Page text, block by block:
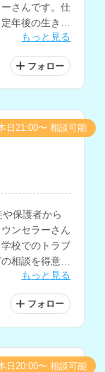
さんです。仕
年後の生き
もっと見る
フォロー
保護者から
ンセラーさん
校でのトラブ
相談を得意と
もっと見る
フォロー
日21:00〜 相談可能
日20:00〜 相談可能